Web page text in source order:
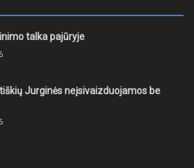
talka pajūryje
Jurginės neįsivaizduojamos be